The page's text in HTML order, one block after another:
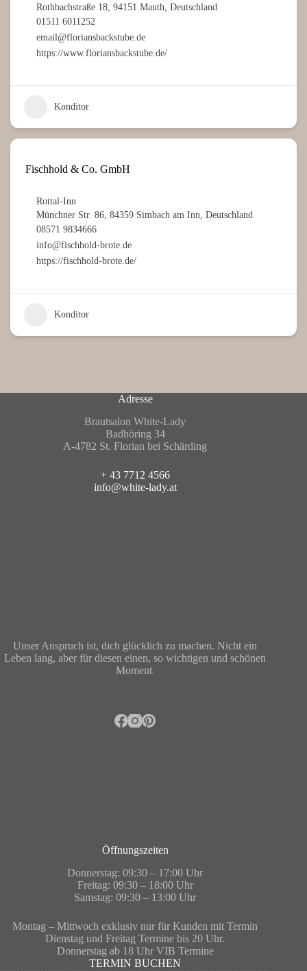
Rothbachstraße 18, 94151 Mauth, Deutschland
01511 6011252
email@floriansbackstube.de
https://www.floriansbackstube.de/
Konditor
Fischhold & Co. GmbH
Rottal-Inn
Münchner Str. 86, 84359 Simbach am Inn, Deutschland
08571 9834666
info@fischhold-brote.de
https://fischhold-brote.de/
Konditor
Adresse
Brautsalon White-Lady
Badhöring 34
A-4782 St. Florian bei Schärding
+ 43 7712 4566
info@white-lady.at
Unser Anspruch ist, dich glücklich zu machen. Nicht ein
Leben lang, aber für diesen einen, so wichtigen und schönen
Moment.
Öffnungszeiten
Donnerstag: 09:30 – 17:00 Uhr
Freitag: 09:30 – 18:00 Uhr
Samstag: 09:30 – 13:00 Uhr
Montag – Mittwoch exklusiv nur für Kunden mit Termin
Dienstag und Freitag Termine bis 20 Uhr.
Donnerstag ab 18 Uhr VIB Termine
TERMIN BUCHEN